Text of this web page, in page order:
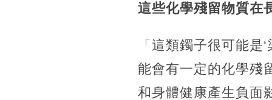
這些化學殘留物質在
「這類鐲子很可能是
能會有一定的化學殘
和身體健康產生負面